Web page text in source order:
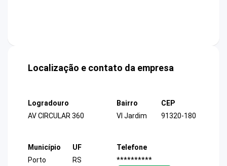
Localização e contato da empresa
Logradouro
AV CIRCULAR 360
Bairro
Vl Jardim
CEP
91320-180
Município
Porto
UF
RS
Telefone
**********